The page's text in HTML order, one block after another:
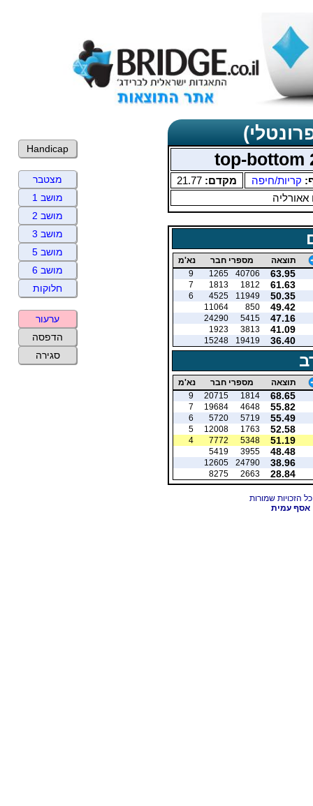
קריות/חיפה מקדם: 21.77
אאורליה
תוצאה מספרי חבר נא'מ
63.95
40706
1265
9
61.63
1812
1813
7
50.35
11949
4525
6
49.42
850
11064
47.16
5415
24290
41.09
3813
1923
36.40
19419
15248
תוצאה מספרי חבר נא'מ
68.65
1814
20715
9
55.82
4648
19684
7
55.49
5719
5720
6
52.58
1763
12008
5
51.19
5348
7772
4
48.48
3955
5419
38.96
24790
12605
28.84
2663
8275
אסף עמית
Handicap
מצטבר
מושב 1
מושב 2
מושב 3
מושב 5
מושב 6
חלוקות
ערעור
הדפסה
סגירה